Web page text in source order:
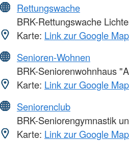
Rettungswache
BRK-Rettungswache
Karte: Link zur Google
Senioren-Wohnen
BRK-Seniorenwohnhaus
Karte: Link zur Google
Seniorenclub
BRK-Seniorengymnastik
Karte: Link zur Google